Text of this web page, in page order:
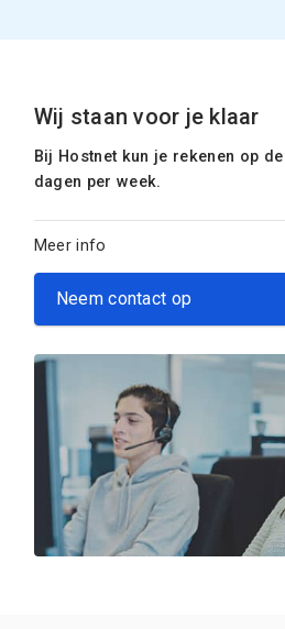
Wij staan voor je klaar
Bij Hostnet kun je rekenen op
dagen per week.
Meer info
Neem contact op